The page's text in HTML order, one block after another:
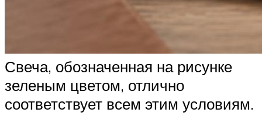
Свеча, обозначенная на рисунке
зеленым цветом, отлично
соответствует всем этим условиям.